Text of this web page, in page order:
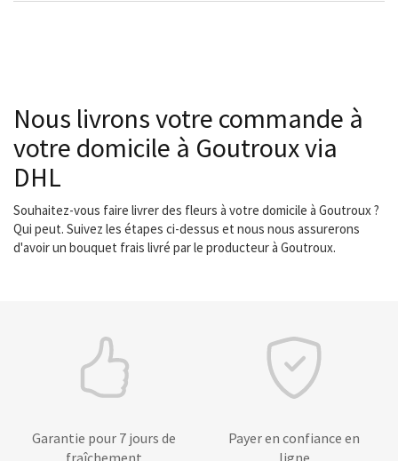
Nous livrons votre commande à
votre domicile à Goutroux via
DHL
Souhaitez-vous faire livrer des fleurs à votre domicile à Goutroux ?
Qui peut. Suivez les étapes ci-dessus et nous nous assurerons
d'avoir un bouquet frais livré par le producteur à Goutroux.
Garantie pour 7 jours de
fraîchement
Payer en confiance en
ligne